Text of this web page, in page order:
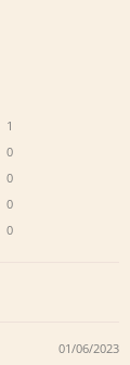
1
0
0
0
0
01/06/2023